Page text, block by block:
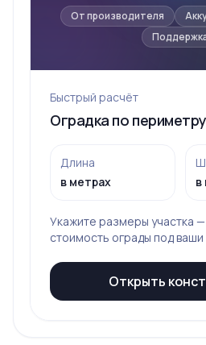
От производителя
Быстрый расчёт
Оградка по периметру
Длина
в метрах
в
Укажите размеры участка
стоимость ограды под
Открыть